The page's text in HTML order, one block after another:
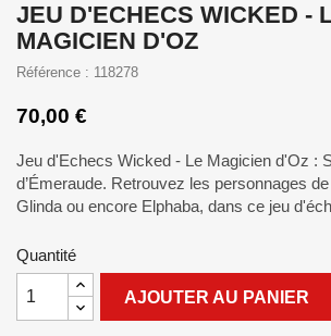
JEU D'ECHECS WICKED -
MAGICIEN D'OZ
Référence : 118278
70,00 €
Jeu d'Echecs Wicked - Le Magicien d'Oz :
d’Émeraude. Retrouvez les personnages
Glinda ou encore Elphaba, dans ce jeu
Quantité
AJOUTER AU PANIER